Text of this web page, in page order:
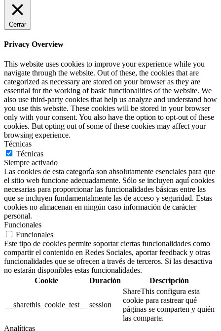
Cerrar
Privacy Overview
This website uses cookies to improve your experience while you
navigate through the website. Out of these, the cookies that are
categorized as necessary are stored on your browser as they are
essential for the working of basic functionalities of the website. We
also use third-party cookies that help us analyze and understand how
you use this website. These cookies will be stored in your browser
only with your consent. You also have the option to opt-out of these
cookies. But opting out of some of these cookies may affect your
browsing experience.
Técnicas
Técnicas
Siempre activado
Las cookies de esta categoría son absolutamente esenciales para que
el sitio web funcione adecuadamente. Sólo se incluyen aquí cookies
necesarias para proporcionar las funcionalidades básicas entre las
que se incluyen fundamentalmente las de acceso y seguridad. Estas
cookies no almacenan en ningún caso información de carácter
personal.
Funcionales
Funcionales
Este tipo de cookies permite soportar ciertas funcionalidades como
compartir el contenido en Redes Sociales, aportar feedback y otras
funcionalidades que se ofrecen a través de terceros. Si las desactiva
no estarán disponibles estas funcionalidades.
Cookie
Duración Descripción
__sharethis_cookie_test__ session
ShareThis configura esta
cookie para rastrear qué
páginas se comparten y quién
las comparte.
Analíticas